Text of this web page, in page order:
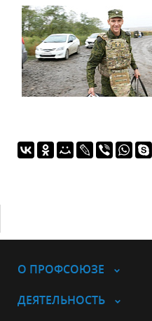
О ПРОФСОЮЗЕ
ДЕЯТЕЛЬНОСТЬ